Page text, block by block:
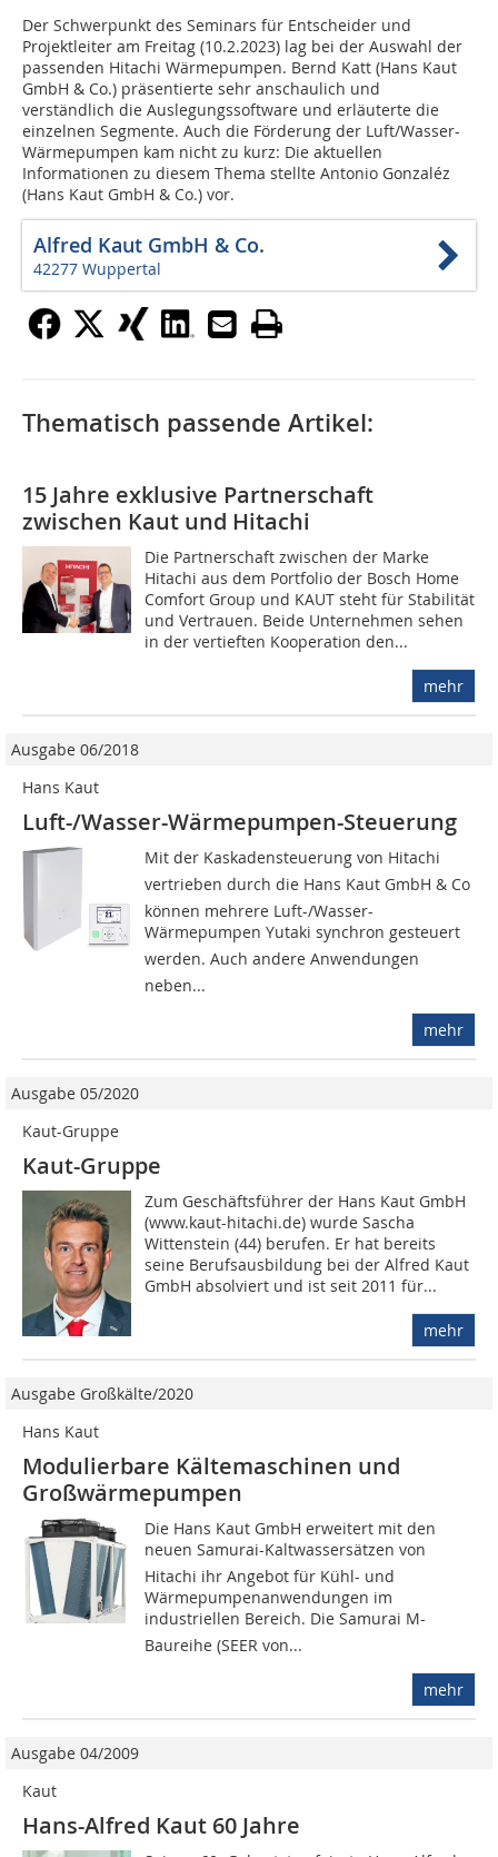
Der Schwerpunkt des Seminars für Entscheider und
Projektleiter am Freitag (10.2.2023) lag bei der Auswahl der
passenden Hitachi Wärmepumpen. Bernd Katt (Hans Kaut
GmbH & Co.) präsentierte sehr anschaulich und
verständlich die Auslegungssoftware und erläuterte die
einzelnen Segmente. Auch die Förderung der Luft/Wasser-
Wärmepumpen kam nicht zu kurz: Die aktuellen
Informationen zu diesem Thema stellte Antonio Gonzaléz
(Hans Kaut GmbH & Co.) vor.
Alfred Kaut GmbH & Co.
42277 Wuppertal
Thematisch passende Artikel:
15 Jahre exklusive Partnerschaft
zwischen Kaut und Hitachi
Die Partnerschaft zwischen der Marke
Hitachi aus dem Portfolio der Bosch Home
Comfort Group und KAUT steht für Stabilität
und Vertrauen. Beide Unternehmen sehen
in der vertieften Kooperation den...
mehr
Ausgabe 06/2018
Hans Kaut
Luft-/Wasser-Wärmepumpen-Steuerung
Mit der Kaskadensteuerung von Hitachi 
vertrieben durch die Hans Kaut GmbH & Co 
können mehrere Luft-/Wasser-
Wärmepumpen Yutaki synchron gesteuert
werden. Auch andere Anwendungen 
neben...
mehr
Ausgabe 05/2020
Kaut-Gruppe
Kaut-Gruppe
Zum Geschäftsführer der Hans Kaut GmbH
(www.kaut-hitachi.de) wurde Sascha
Wittenstein (44) berufen. Er hat bereits
seine Berufsausbildung bei der Alfred Kaut
GmbH absolviert und ist seit 2011 für...
mehr
Ausgabe Großkälte/2020
Hans Kaut
Modulierbare Kältemaschinen und
Großwärmepumpen
Die Hans Kaut GmbH erweitert mit den
neuen Samurai-Kaltwassersätzen von
Hitachi ihr Angebot für Kühl- und
Wärmepumpenanwendungen im
industriellen Bereich. Die Samurai M-
Baureihe (SEER von...
mehr
Ausgabe 04/2009
Kaut
Hans-Alfred Kaut 60 Jahre